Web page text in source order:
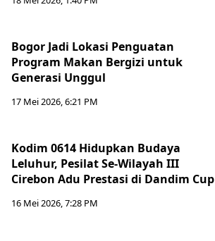
Bogor Jadi Lokasi Penguatan
Program Makan Bergizi untuk
Generasi Unggul
17 Mei 2026, 6:21 PM
Kodim 0614 Hidupkan Budaya
Leluhur, Pesilat Se-Wilayah III
Cirebon Adu Prestasi di Dandim Cup
16 Mei 2026, 7:28 PM